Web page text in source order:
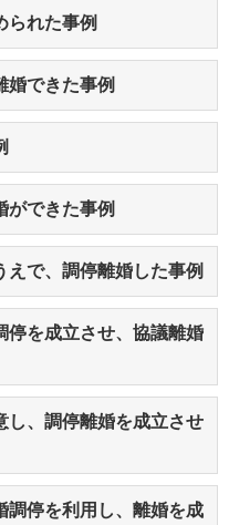
られた事例
婚できた事例
ができた事例
で、調停離婚した事例
停を成立させ、協議離婚
し、調停離婚を成立させ
調停を利用し、離婚を成